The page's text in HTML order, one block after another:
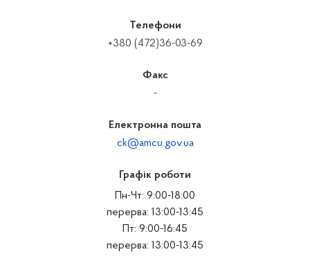
Телефони
+380 (472)36-03-69
Факс
-
Електронна пошта
ck@amcu.gov.ua
Графік роботи
Пн-Чт: 9:00-18:00
перерва: 13:00-13:45
Пт: 9:00-16:45
перерва: 13:00-13:45